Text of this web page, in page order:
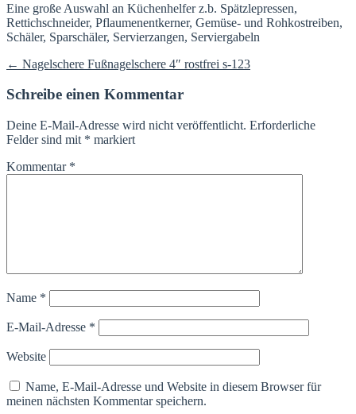
Eine große Auswahl an Küchenhelfer z.b. Spätzlepressen,
Rettichschneider, Pflaumenentkerner, Gemüse- und Rohkostreiben,
Schäler, Sparschäler, Servierzangen, Serviergabeln
Beitragsnavigation
← Nagelschere Fußnagelschere 4″ rostfrei s-123
Schreibe einen Kommentar
Deine E-Mail-Adresse wird nicht veröffentlicht. Erforderliche
Felder sind mit * markiert
Kommentar *
Name *
E-Mail-Adresse *
Website
Name, E-Mail-Adresse und Website in diesem Browser für
meinen nächsten Kommentar speichern.